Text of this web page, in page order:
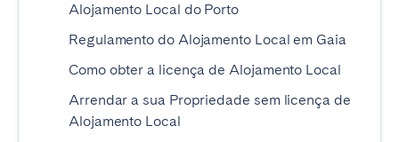
Alojamento Local do Porto
Regulamento do Alojamento Local em Gaia
Como obter a licença de Alojamento Local
Arrendar a sua Propriedade sem licença de
Alojamento Local